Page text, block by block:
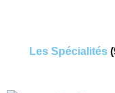
Les Spécialités